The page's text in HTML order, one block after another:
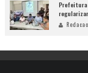
Prefeitura
Redacao